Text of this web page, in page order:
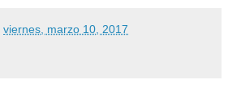
viernes, marzo 10, 2017